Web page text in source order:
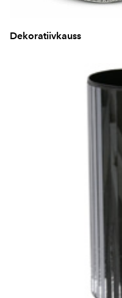
Dekoratiivkauss